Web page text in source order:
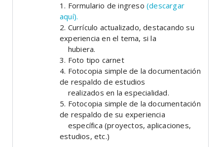
1. Formulario de ingreso (descargar
aquí).
2. Currículo actualizado, destacando su
experiencia en el tema, si la
hubiera.
3. Foto tipo carnet
4. Fotocopia simple de la documentación
de respaldo de estudios
realizados en la especialidad.
5. Fotocopia simple de la documentación
de respaldo de su experiencia
específica (proyectos, aplicaciones,
estudios, etc.)